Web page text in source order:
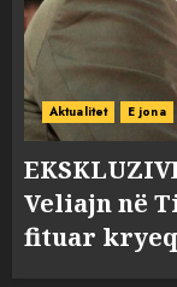
Aktualitet E jona
Veliajn në
fituar